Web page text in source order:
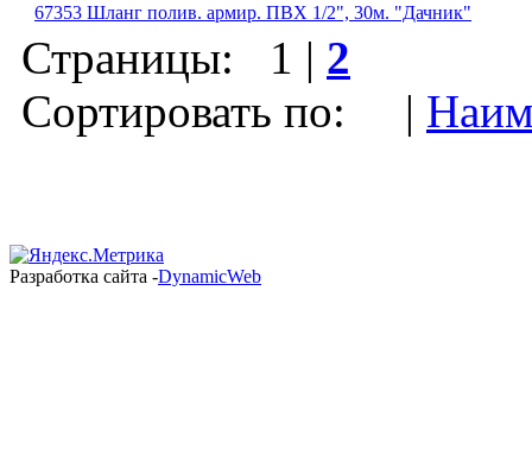
67353 Шланг полив. армир. ПВХ 1/2", 30м. "Дачник"
Страницы: 1 | 2
Сортировать по: |
Разработка сайта -DynamicWeb